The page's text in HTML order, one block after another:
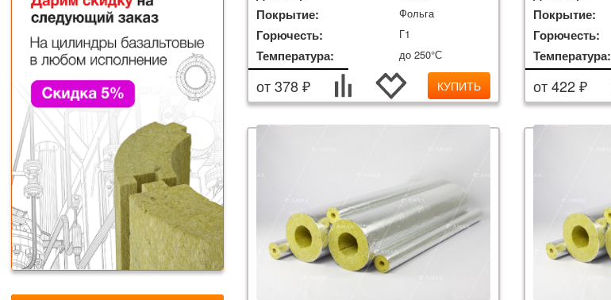
Покрытие: Фольга
Горючесть: Г1
Температура: до 250°С
от 378 ₽ КУПИТЬ
Покрытие:
Горючесть:
Температура:
от 422 ₽